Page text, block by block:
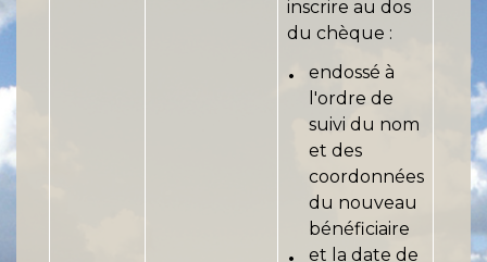
inscrire au dos
du chèque :
endossé à
l'ordre de
suivi du nom
et des
coordonnées
du nouveau
bénéficiaire
et la date de